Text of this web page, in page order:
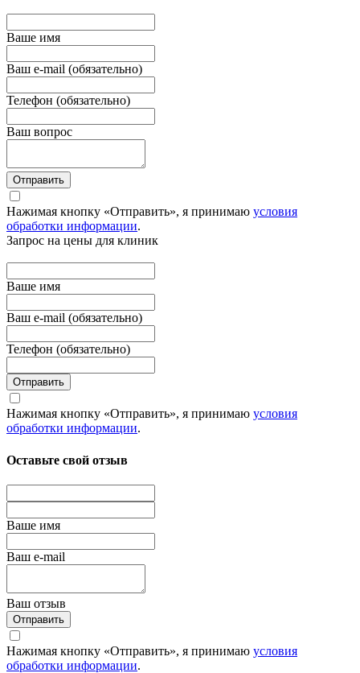
Вашe имя
Ваш e-mail (обязательно)
Телефон (обязательно)
Ваш вопрос
Отправить
Нажимая кнопку «Отправить», я принимаю условия
обработки информации.
Запрос на цены для клиник
Вашe имя
Ваш e-mail (обязательно)
Телефон (обязательно)
Отправить
Нажимая кнопку «Отправить», я принимаю условия
обработки информации.
Оставьте свой отзыв
Вашe имя
Ваш e-mail
Ваш отзыв
Отправить
Нажимая кнопку «Отправить», я принимаю условия
обработки информации.